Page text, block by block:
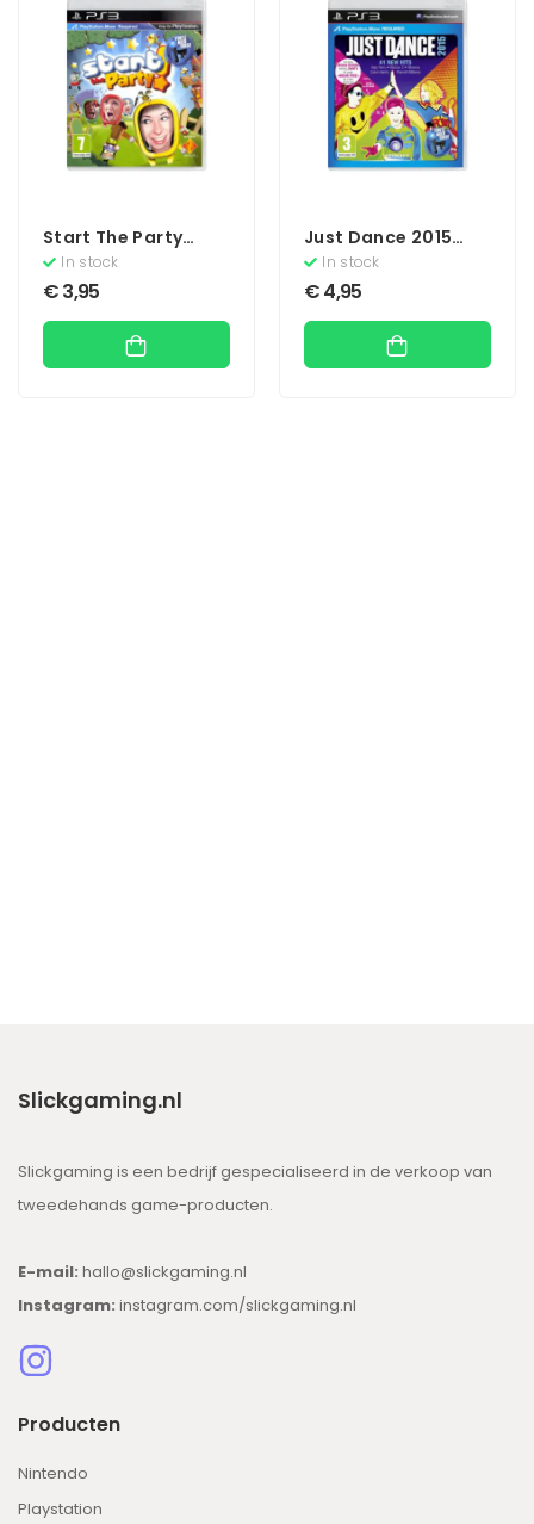
Start The Party
(Move)
In stock
€3,95
Just Dance 2015
(Move)
In stock
€4,95
Slickgaming.nl
Slickgaming is een bedrijf gespecialiseerd in de verkoop van
tweedehands game-producten.
E-mail: hallo@slickgaming.nl
Instagram: instagram.com/slickgaming.nl
Producten
Nintendo
Playstation